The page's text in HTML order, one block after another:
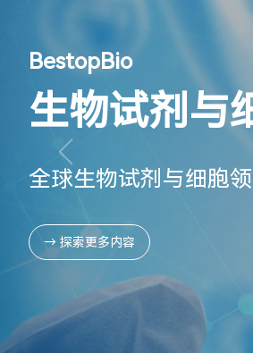
BestopBio
生物试剂
全球生物试剂与细
→ 探索更多内容